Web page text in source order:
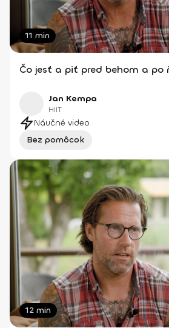
11 min
Čo jesť a piť pred behom a po
Jan Kempa
HIIT
Náučné video
Bez pomôcok
12 min